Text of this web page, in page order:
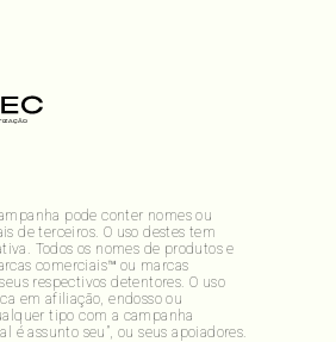
pode conter nomes ou
de terceiros. O uso destes tem
Todos os nomes de produtos e
comerciais™ ou marcas
respectivos detentores. O uso
em afiliação, endosso ou
tipo com a campanha
é assunto seu”, ou seus apoiadores.